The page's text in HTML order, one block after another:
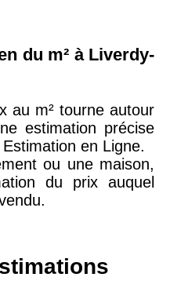
du m² à Liverdy-
au m² tourne autour
estimation précise
en Ligne.
ou une maison,
du prix auquel